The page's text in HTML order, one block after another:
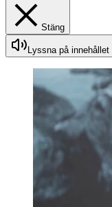
Stäng
Lyssna på innehållet